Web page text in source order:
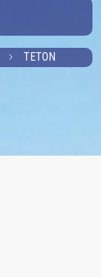
TETON